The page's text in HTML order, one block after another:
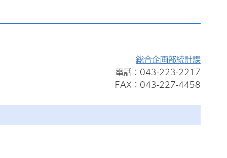
総合企画部統計課
電話：043-223-2217
FAX：043-227-4458